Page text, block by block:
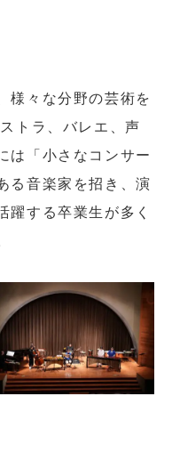
様々な分野の芸術を
トラ、バレエ、声
は「小さなコンサー
る音楽家を招き、演
躍する卒業生が多く